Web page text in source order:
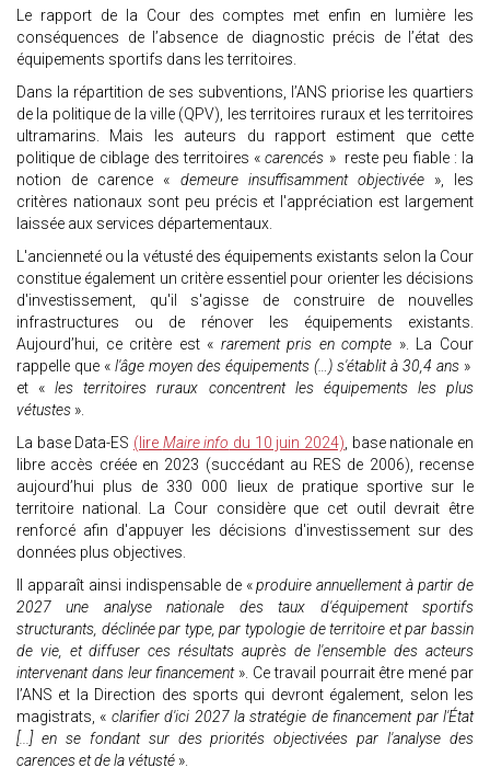
Le rapport de la Cour des comptes met enfin en lumière les
conséquences de l’absence de diagnostic précis de l’état des
équipements sportifs dans les territoires.
Dans la répartition de ses subventions, l’ANS priorise les quartiers
de la politique de la ville (QPV), les territoires ruraux et les territoires
ultramarins. Mais les auteurs du rapport estiment que cette
politique de ciblage des territoires «carencés » reste peu fiable : la
notion de carence « demeure insuffisamment objectivée», les
critères nationaux sont peu précis et l'appréciation est largement
laissée aux services départementaux.
L'ancienneté ou la vétusté des équipements existants selon la Cour
constitue également un critère essentiel pour orienter les décisions
d'investissement, qu'il s'agisse de construire de nouvelles
infrastructures ou de rénover les équipements existants.
Aujourd’hui, ce critère est « rarement pris en compte ». La Cour
rappelle que « l'âge moyen des équipements (…) s'établit à 30,4 ans »
et « les territoires ruraux concentrent les équipements les plus
vétustes ».
La base Data-ES (lire Maire info du 10 juin 2024), base nationale en
libre accès créée en 2023 (succédant au RES de 2006), recense
aujourd’hui plus de 330 000 lieux de pratique sportive sur le
territoire national. La Cour considère que cet outil devrait être
renforcé afin d'appuyer les décisions d'investissement sur des
données plus objectives.
Il apparaît ainsi indispensable de «produire annuellement à partir de
2027 une analyse nationale des taux d'équipement sportifs
structurants, déclinée par type, par typologie de territoire et par bassin
de vie, et diffuser ces résultats auprès de l'ensemble des acteurs
intervenant dans leur financement ». Ce travail pourrait être mené par
l’ANS et la Direction des sports qui devront également, selon les
magistrats, « clarifier d'ici 2027 la stratégie de financement par l'État
[...] en se fondant sur des priorités objectivées par l'analyse des
carences et de la vétusté ».